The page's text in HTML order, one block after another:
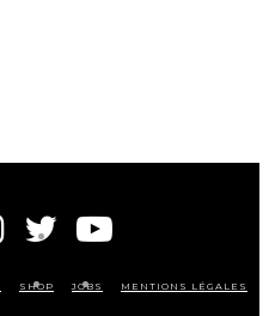
SHOP JOBS MENTIONS LÉGALES